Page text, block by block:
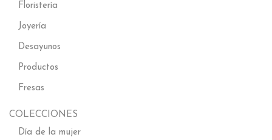
Floristería
Joyería
Desayunos
Productos
Fresas
COLECCIONES
Día de la mujer